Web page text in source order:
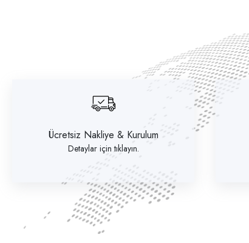
Ücretsiz Nakliye & Kurulum
Detaylar için tıklayın.